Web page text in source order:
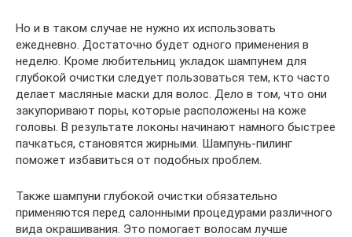
Но и в таком случае не нужно их использовать
ежедневно. Достаточно будет одного применения в
неделю. Кроме любительниц укладок шампунем для
глубокой очистки следует пользоваться тем, кто часто
делает масляные маски для волос. Дело в том, что они
закупоривают поры, которые расположены на коже
головы. В результате локоны начинают намного быстрее
пачкаться, становятся жирными. Шампунь-пилинг
поможет избавиться от подобных проблем.
Также шампуни глубокой очистки обязательно
применяются перед салонными процедурами различного
вида окрашивания. Это помогает волосам лучше